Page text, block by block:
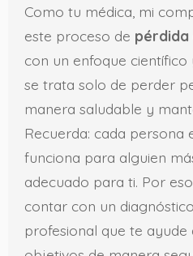
Como tu médica, mi
este proceso de pérdida
con un enfoque
se trata solo de perder
manera saludable y
Recuerda: cada persona
funciona para alguien
adecuado para ti. Por
contar con un
profesional que te ayude